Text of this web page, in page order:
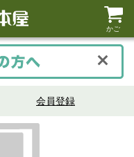
かご
会員登録